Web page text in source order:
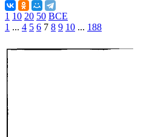
1 10 20 50 ВСЕ
1 ... 4 5 6 7 8 9 10 ... 188